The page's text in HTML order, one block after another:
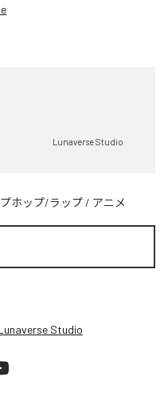
Lunaverse Studio
ホップ/ラップ / アニメ
Studio